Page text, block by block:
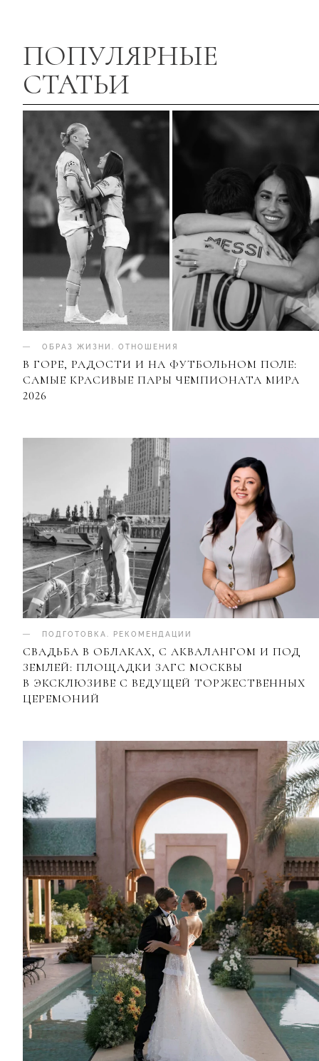
ПОПУЛЯРНЫЕ
СТАТЬИ
ОБРАЗ ЖИЗНИ . ОТНОШЕНИЯ
В ГОРЕ, РАДОСТИ И НА ФУТБОЛЬНОМ ПОЛЕ:
САМЫЕ КРАСИВЫЕ ПАРЫ ЧЕМПИОНАТА МИРА
2026
ПОДГОТОВКА РЕКОМЕНДАЦИИ
СВАДЬБА В ОБЛАКАХ, С АКВАЛАНГОМ И ПОД
ЗЕМЛЕЙ: ПЛОЩАДКИ ЗАГС МОСКВЫ
В ЭКСКЛЮЗИВЕ С ВЕДУЩЕЙ ТОРЖЕСТВЕННЫХ
ЦЕРЕМОНИЙ